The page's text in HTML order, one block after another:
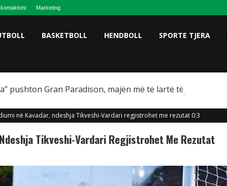
Marketing
BASKETBOLL HENDBOLL SPORTE TJERA
pushton Gran Paradison, majën më të lartë të Italisë
në Kavadar, ndeshja Tikveshi-Vardari regjistrohet me rezutat 0:3
Tikveshi-Vardari Regjistrohet Me Rezutat